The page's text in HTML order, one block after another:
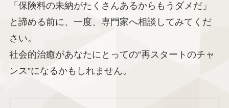
「保険料の未納がたくさんあるからもうダメだ」
と諦める前に、一度、専門家へ相談してみてくだ
さい。
社会的治癒があなたにとっての“再スタートのチャ
ンス”になるかもしれません。